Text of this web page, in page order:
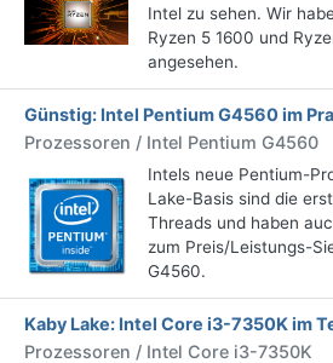
Intel zu sehen. Wir
Ryzen 5 1600 und
angesehen.
Günstig: Intel Pentium G4560 im
Prozessoren / Intel Pentium G4560
Intels neue Pentium-
Lake-Basis sind die
Threads und haben
zum Preis/Leistungs-
G4560.
Kaby Lake: Intel Core i3-7350K im
Prozessoren / Intel Core i3-7350K